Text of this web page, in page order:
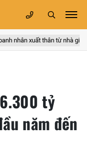
nhân xuất thân từ nhà giáo
tỷ
năm đến